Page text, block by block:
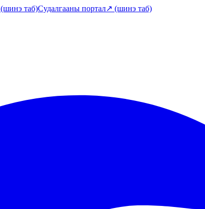
(шинэ таб)Судалгааны портал↗ (шинэ таб)